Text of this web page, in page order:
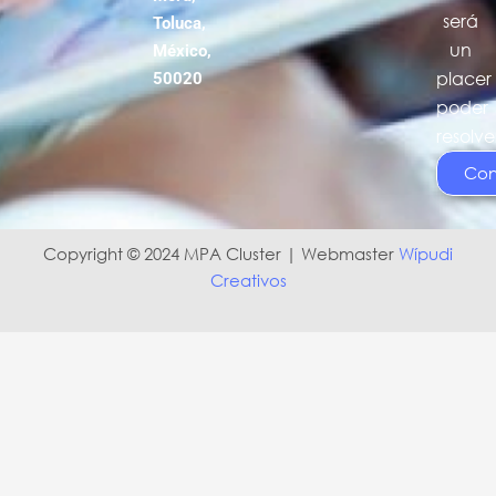
Toluca,
México,
50020
será
un
placer
poder
Copyright © 2024 MPA Cluster | Webmaster Wípudi
Creativos